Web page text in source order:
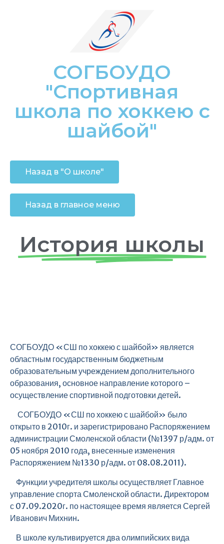
СОГБОУДО
"Спортивная
школа по хоккею с
шайбой"
Назад в "О школе"
Назад в главное меню
История школы
СОГБОУДО «СШ по хоккею с шайбой» является
областным государственным бюджетным
образовательным учреждением дополнительного
образования, основное направление которого –
осуществление спортивной подготовки детей.
СОГБОУДО «СШ по хоккею с шайбой» было
открыто в 2010г. и зарегистрировано Распоряжением
администрации Смоленской области (№1397 р/адм. от
05 ноября 2010 года, внесенные изменения
Распоряжением №1330 р/адм. от 08.08.2011).
Функции учредителя школы осуществляет Главное
управление спорта Смоленской области. Директором
с 07.09.2020г. по настоящее время является Сергей
Иванович Михнин.
В школе культивируется два олимпийских вида